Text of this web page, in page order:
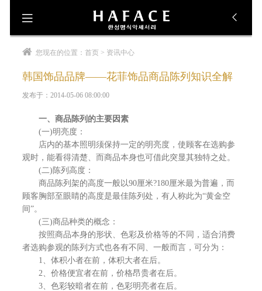
加盟花菲
联系我们
您现在的位置： 首页> 资讯中心
韩国饰品品牌——花菲饰品商品陈列知识全解
发布于：2014-05-06 08:00:00
一、商品陈列的主要因素
(一)明亮度：
店内的基本照明须保持一定的明亮度，使顾客在选购参
观时，能看得清楚、而商品本身也可借此突显其独特之处。
(二)陈列高度：
商品陈列架的高度一般以90厘米?180厘米最为普遍，而
顾客胸部至眼睛的高度是最佳陈列处，有人称此为“黄金空
间”。
(三)商品种类的概念：
按照商品本身的形状、色彩及价格等的不同，适合消费
者选购参观的陈列方式也各有不同、一般而言，可分为：
1、体积小者在前，体积大者在后。
2、价格便宜者在前，价格昂贵者在后。
3、色彩较暗者在前，色彩明亮者在后。